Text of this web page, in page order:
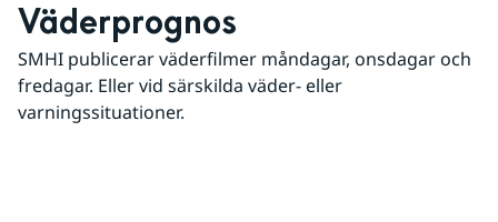
Väderprognos
SMHI publicerar väderfilmer måndagar, onsdagar och
fredagar. Eller vid särskilda väder- eller
varningssituationer.